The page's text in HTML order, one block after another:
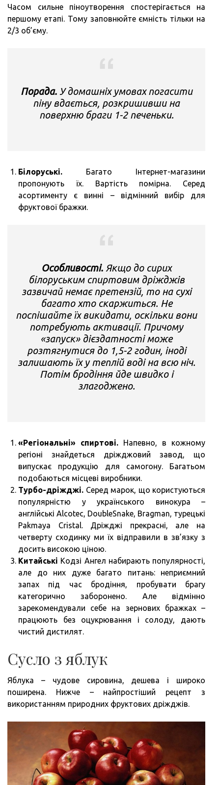
Часом сильне піноутворення спостерігається на
першому етапі. Тому заповнюйте ємність тільки на
2/3 об’єму.
Порада.У домашніх умовах погасити
піну вдається, розкришивши на
поверхню браги 1-2 печеньки.
Білоруські. Багато Інтернет-магазини
пропонують їх. Вартість помірна. Серед
асортименту є винні – відмінний вибір для
фруктової бражки.
Особливості. Якщо до сирих
білоруським спиртовим дріжджів
зазвичай немає претензій, то на сухі
багато хто скаржиться. Не
поспішайте їх викидати, оскільки вони
потребують активації. Причому
«запуск» дієздатності може
розтягнутися до 1,5-2 годин, іноді
залишають їх у теплій воді на всю ніч.
Потім бродіння йде швидко і
злагоджено.
«Регіональні» спиртові. Напевно, в кожному
регіоні знайдеться дріжджовий завод, що
випускає продукцію для самогону. Багатьом
подобаються місцеві виробники.
Турбо-дріжджі. Серед марок, що користуються
популярністю у українського винокура –
англійські Alcotec, DoubleSnake, Bragman, турецькі
Pakmaya Cristal. Дріжджі прекрасні, але на
четверту сходинку ми їх відправили в зв’язку з
досить високою ціною.
Китайські Кодзі Ангел набирають популярності,
але до них дуже багато питань: неприємний
запах під час бродіння, пробувати брагу
категорично заборонено. Але відмінно
зарекомендували себе на зернових бражках –
працюють без оцукрювання і солоду, дають
чистий дистилят.
Сусло з яблук
Яблука – чудове сировина, дешева і широко
поширена. Нижче – найпростіший рецепт з
використанням природних фруктових дріжджів.